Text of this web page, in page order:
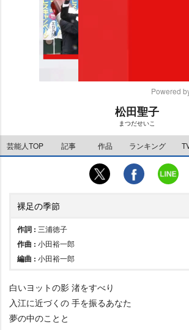
Powered
松田聖子
まつだせいこ
芸能人TOP 記事 作品 ランキング
裸足の季節
作詞 : 三浦徳子
作曲 : 小田裕一郎
編曲 : 小田裕一郎
白いヨットの影 渚をすべり
入江に近づくの 手を振るあなた
夢の中のことと